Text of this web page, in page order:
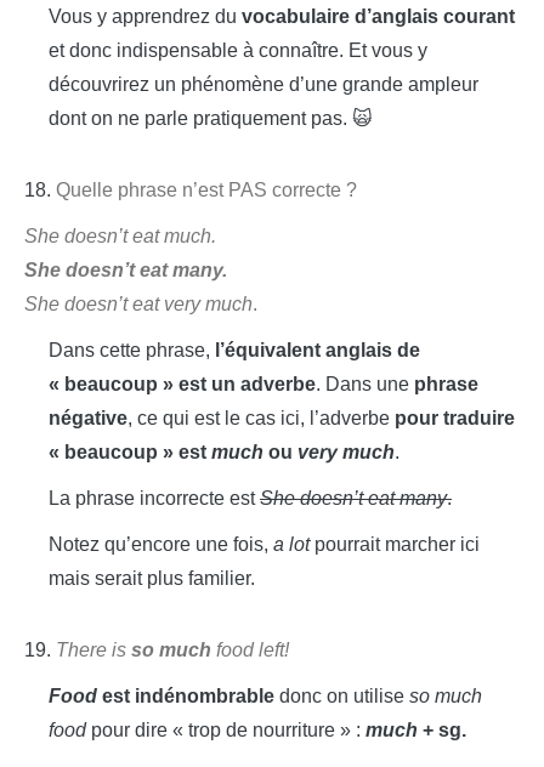
Vous y apprendrez du vocabulaire d’anglais courant
et donc indispensable à connaître. Et vous y
découvrirez un phénomène d’une grande ampleur
dont on ne parle pratiquement pas. 🙀
18. Quelle phrase n’est PAS correcte ?
She doesn’t eat much.
She doesn’t eat many.
She doesn’t eat very much.
Dans cette phrase, l’équivalent anglais de
« beaucoup » est un adverbe. Dans une phrase
négative, ce qui est le cas ici, l’adverbe pour traduire
« beaucoup » est much ou very much.
La phrase incorrecte estShe doesn’t eat many.
Notez qu’encore une fois, a lot pourrait marcher ici
mais serait plus familier.
19. There is so much food left!
Food est indénombrable donc on utilise so much
food pour dire « trop de nourriture » : much + sg.